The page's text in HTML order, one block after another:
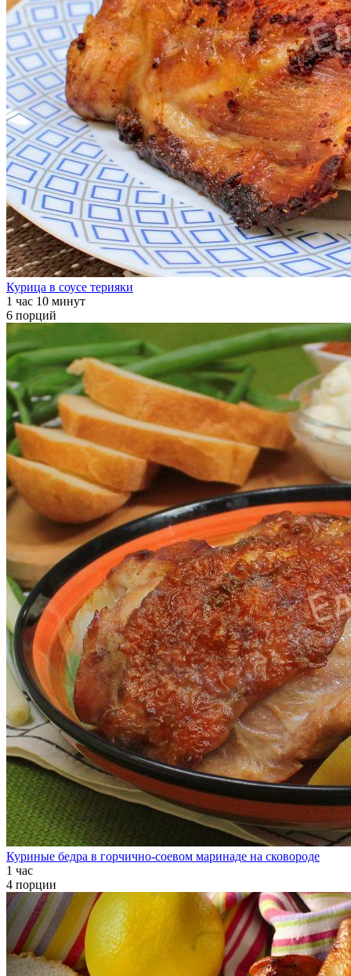
Курица в соусе терияки
1 час 10 минут
6 порций
Куриные бедра в горчично-соевом маринаде на сковороде
1 час
4 порции